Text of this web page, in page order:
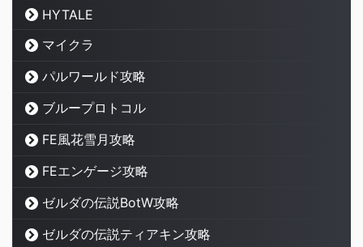
HYTALE
マイクラ
パルワールド攻略
ブループロトコル
FE風花雪月攻略
FEエンゲージ攻略
ゼルダの伝説BotW攻略
ゼルダの伝説ティアキン攻略